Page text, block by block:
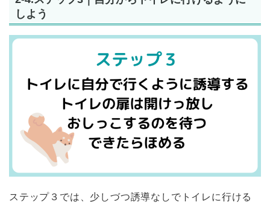
しよう
ステップ３では、少しづつ誘導なしでトイレに行ける